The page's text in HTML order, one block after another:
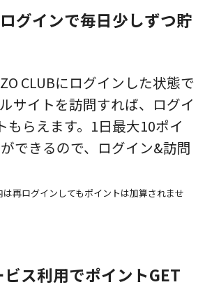
グインで毎日少しずつ貯
CLUBにログインした状態で
サイトを訪問すれば、ログイ
もらえます。1日最大10ポイ
できるので、ログイン&訪問
再ログインしてもポイントは加算されませ
ビス利用でポイントGET